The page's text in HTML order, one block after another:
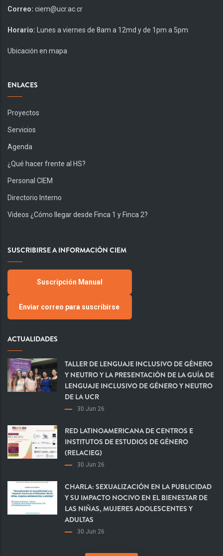
Correo: ciem@ucr.ac.cr
Horario: Lunes a viernes de 8am a 12md y de 1pm a 5pm
Ubicación en mapa
ENLACES
Proyectos
Servicios
Agenda
¿Qué hacer frente al HS?
Personal CIEM
Directorio Interno
Videos ¿Cómo llegar desde Finca 1 y Finca 2?
SUSCRIBIRSE A INFORMACIÓN CIEM
Suscripción Manual
Enviar correo para suscribirse
ACTUALIDADES
TALLER DE LENGUAJE INCLUSIVO DE GÉNERO
Y NEUTRO Y LA PRESENTACIÓN DE LA GUÍA DE
LENGUAJE INCLUSIVO DE GÉNERO Y NEUTRO
DE LA UCR
30 Jun 26
RED LATINOAMERICANA DE CENTROS E
INSTITUTOS DE ESTUDIOS DE GÉNERO
(RELACIEG)
30 Jun 26
CHARLA: SEXUALIZACIÓN EN LA PUBLICIDAD
Y SU IMPACTO NOCIVO EN EL BIENESTAR DE
LAS NIÑAS, MUJERES ADOLESCENTES Y
ADULTAS
30 Jun 26